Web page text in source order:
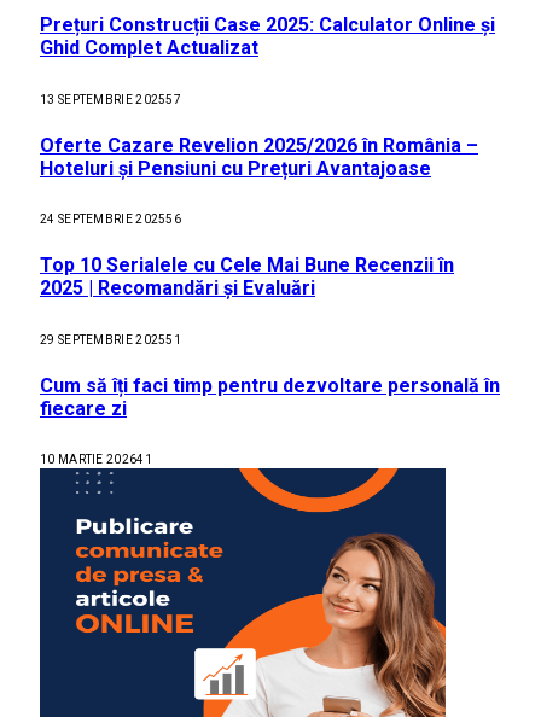
Prețuri Construcții Case 2025: Calculator Online și
Ghid Complet Actualizat
13 SEPTEMBRIE 202557
Oferte Cazare Revelion 2025/2026 în România –
Hoteluri și Pensiuni cu Prețuri Avantajoase
24 SEPTEMBRIE 202556
Top 10 Serialele cu Cele Mai Bune Recenzii în
2025 | Recomandări și Evaluări
29 SEPTEMBRIE 202551
Cum să îți faci timp pentru dezvoltare personală în
fiecare zi
10 MARTIE 202641